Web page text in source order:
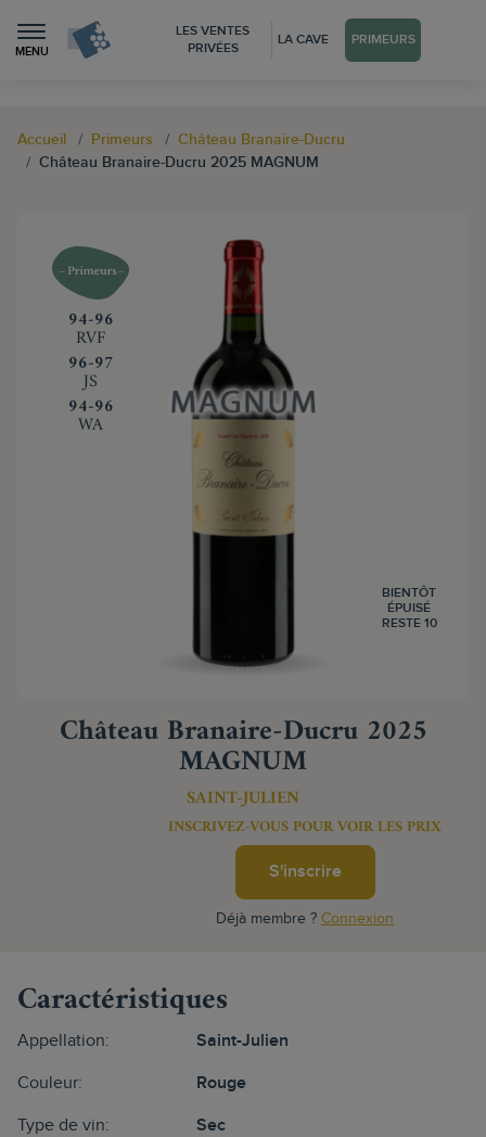
MENU
LES VENTES
PRIVÉES
LA CAVE PRIMEURS
Accueil Primeurs
Château Branaire-Ducru
Château Branaire-Ducru 2025 MAGNUM
‍94-96
RVF
‍96-97
JS
‍94-96
WA
BIENTÔT
ÉPUISÉ
RESTE 10
Château Branaire-Ducru 2025
MAGNUM
SAINT-JULIEN
INSCRIVEZ-VOUS POUR VOIR LES PRIX
S'inscrire
Déjà membre ? Connexion
Caractéristiques
Appellation: Saint-Julien
Couleur: Rouge
Type de vin: Sec